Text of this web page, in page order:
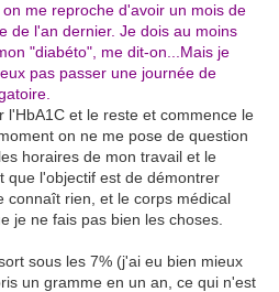
me reproche d'avoir un mois de
de l'an dernier. Je dois au moins
"diabéto", me dit-on...Mais je
pas passer une journée de
l'HbA1C et le reste et commence le
on ne me pose de question
horaires de mon travail et le
que l'objectif est de démontrer
connaît rien, et le corps médical
je ne fais pas bien les choses.
sous les 7% (j'ai eu bien mieux
un gramme en un an, ce qui n'est